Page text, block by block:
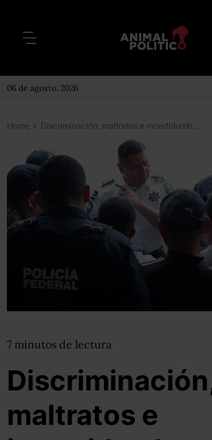
06 de agosto, 2026
Home > Discriminación, maltratos e incertidumbre: las quejas de policías federales ante CNDH
7 minutos de lectura
maltratos e